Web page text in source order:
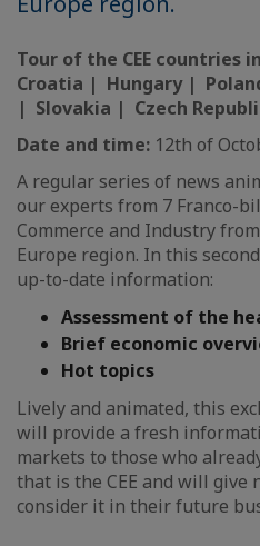
Tour of the CEE countries
Croatia | Hungary |
| Slovakia | Czech
Date and time: 12th of
A regular series of news
our experts from 7 Franco-
Commerce and Industry
Europe region. In this
up-to-date information:
Assessment of the
Brief economic
Hot topics
Lively and animated, this
will provide a fresh
markets to those who
that is the CEE and will give
consider it in their future